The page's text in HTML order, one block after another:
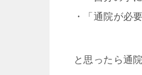
・「通院が必
と思ったら通